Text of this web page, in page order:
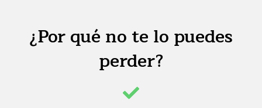
¿Por qué no te lo puedes
perder?